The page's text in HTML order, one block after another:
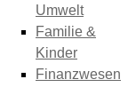
Umwelt
Familie &
Kinder
Finanzwesen